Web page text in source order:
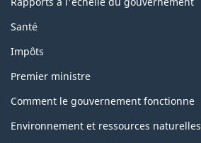
Santé
Impôts
Premier ministre
Comment le gouvernement fonctionne
Environnement et ressources naturelles